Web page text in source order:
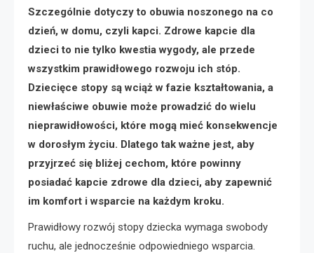
Szczególnie dotyczy to obuwia noszonego na co
dzień, w domu, czyli kapci. Zdrowe kapcie dla
dzieci to nie tylko kwestia wygody, ale przede
wszystkim prawidłowego rozwoju ich stóp.
Dziecięce stopy są wciąż w fazie kształtowania, a
niewłaściwe obuwie może prowadzić do wielu
nieprawidłowości, które mogą mieć konsekwencje
w dorosłym życiu. Dlatego tak ważne jest, aby
przyjrzeć się bliżej cechom, które powinny
posiadać kapcie zdrowe dla dzieci, aby zapewnić
im komfort i wsparcie na każdym kroku.
Prawidłowy rozwój stopy dziecka wymaga swobody
ruchu, ale jednocześnie odpowiedniego wsparcia.